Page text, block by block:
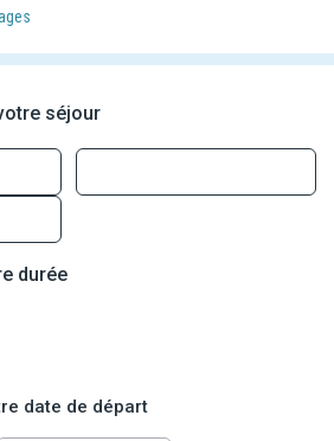
(baleine, dauphins, tortures...) et
séjour
durée
date de départ